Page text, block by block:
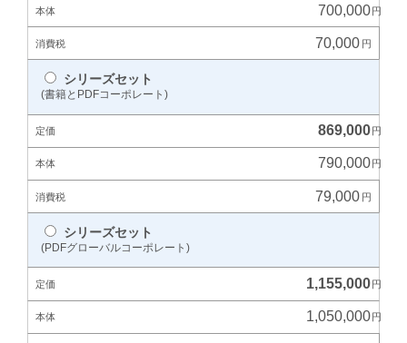
700,000
70,000
シリーズセット
(書籍とPDFコーポレート)
869,000
790,000
79,000
シリーズセット
(PDFグローバルコーポレート)
1,155,000
1,050,000